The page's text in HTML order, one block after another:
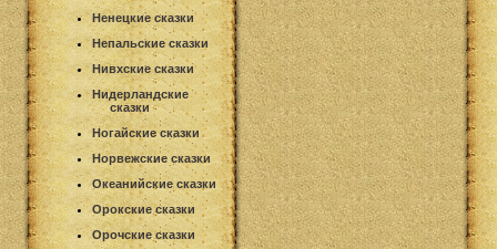
Ненецкие сказки
Непальские сказки
Нивхские сказки
Нидерландские
сказки
Ногайские сказки
Норвежские сказки
Океанийские сказки
Орокские сказки
Орочские сказки